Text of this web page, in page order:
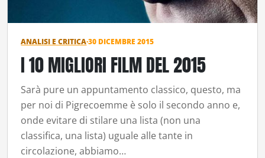
ANALISI E CRITICA·30 DICEMBRE 2015
I 10 MIGLIORI FILM DEL 2015
Sarà pure un appuntamento classico, questo, ma
per noi di Pigrecoemme è solo il secondo anno e,
onde evitare di stilare una lista (non una
classifica, una lista) uguale alle tante in
circolazione, abbiamo…